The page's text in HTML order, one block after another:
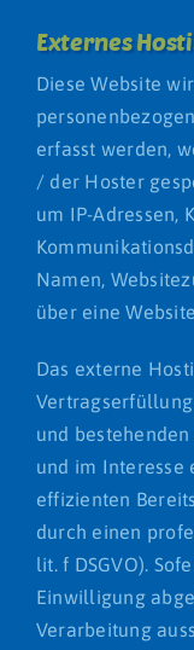
Externes
Diese Website
erfasst werden,
/ der Hoster
um IP-Adressen,
Namen,
über eine
Das externe
und bestehenden
und im Interesse
effizienten
durch einen
lit. f DSGVO).
Einwilligung
Verarbeitung